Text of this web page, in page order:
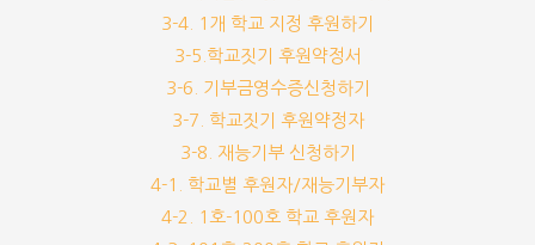
3-4. 1개 학교 지정 후원하기
3-5.학교짓기 후원약정서
3-6. 기부금영수증신청하기
3-7. 학교짓기 후원약정자
3-8. 재능기부 신청하기
4-1. 학교별 후원자/재능기부자
4-2. 1호-100호 학교 후원자